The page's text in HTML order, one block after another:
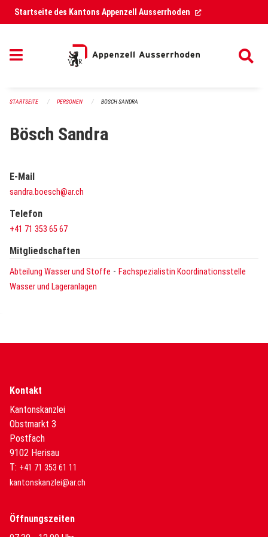
Navigation überspringen
Startseite des Kantons Appenzell Ausserrhoden (External Link)
STARTSEITE PERSONEN BÖSCH SANDRA
Bösch Sandra
E-Mail
sandra.boesch@ar.ch
Telefon
+41 71 353 65 67
Mitgliedschaften
Abteilung Wasser und Stoffe - Fachspezialistin Koordinationsstelle
Wasser und Lageranlagen
Kontakt
Kantonskanzlei
Obstmarkt 3
Postfach
9102 Herisau
T: +41 71 353 61 11
kantonskanzlei@ar.ch
Öffnungszeiten